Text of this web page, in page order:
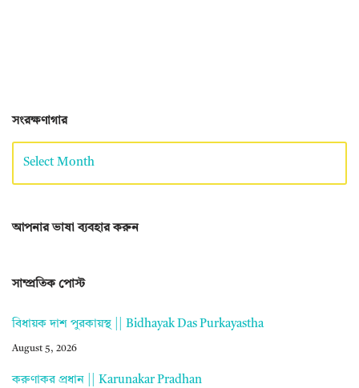
সংরক্ষণাগার
আপনার ভাষা ব্যবহার করুন
সাম্প্রতিক পোস্ট
বিধায়ক দাশ পুরকায়স্থ || Bidhayak Das Purkayastha
August 5, 2026
করুণাকর প্রধান || Karunakar Pradhan